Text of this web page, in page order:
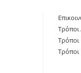
Τρόποι